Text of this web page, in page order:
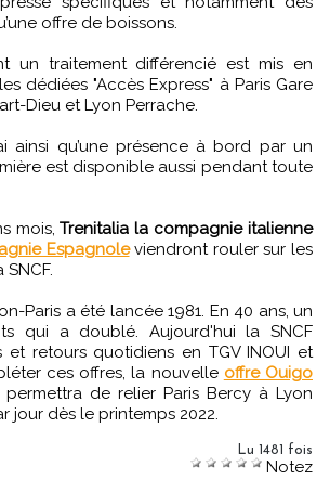
offre de boissons.
un traitement différencié est mis en
dédiées "Accès Express" à Paris Gare
Dieu et Lyon Perrache.
ainsi qu’une présence à bord par un
est disponible aussi pendant toute
mois,Trenitalia la compagnie italienne
Espagnoleviendront rouler sur les
Paris a été lancée 1981. En 40 ans, un
qui a doublé. Aujourd'hui la SNCF
retours quotidiens en TGV INOUI et
ces offres, la nouvelle offre Ouigo
permettra de relier Paris Bercy à Lyon
jour dès le printemps 2022.
Lu 1481 fois
Notez